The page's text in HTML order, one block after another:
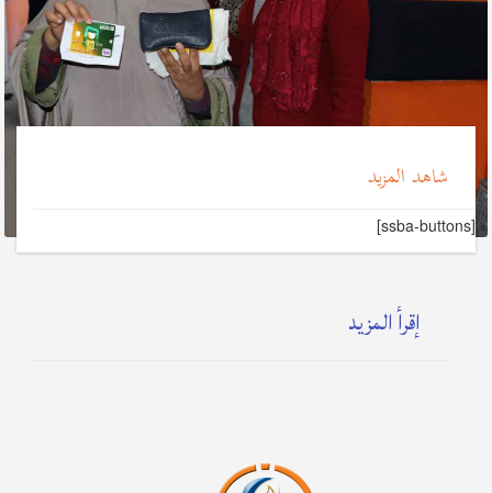
شاهد المزيد
[ssba-buttons]
إقرأ المزيد